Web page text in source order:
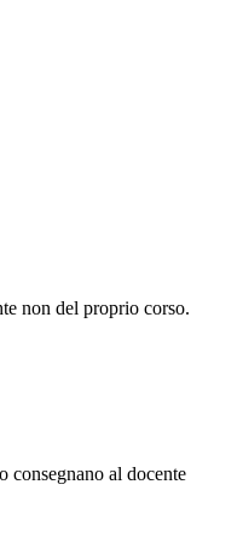
non del proprio corso.
consegnano al docente